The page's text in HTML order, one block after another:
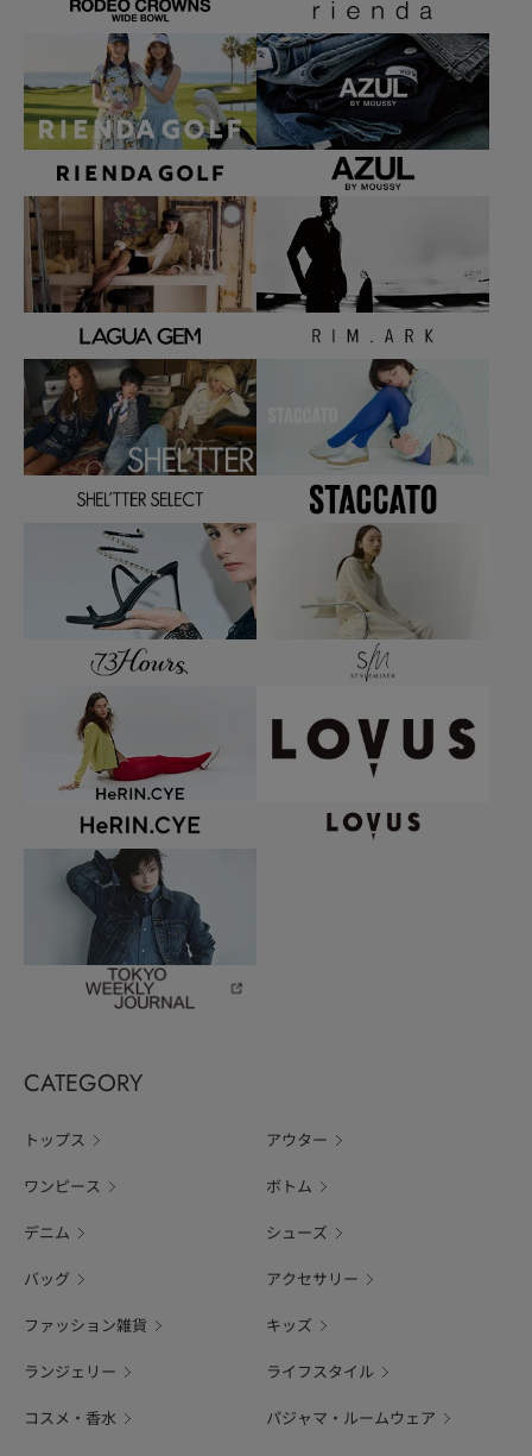
CATEGORY
トップス アウター
ワンピース ボトム
デニム シューズ
バッグ アクセサリー
ファッション雑貨 キッズ
ランジェリー ライフスタイル
コスメ・香水 パジャマ・ルームウェア